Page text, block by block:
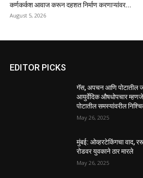
कर्णकर्कश आवाज करून दहशत निर्माण करणाऱ्यांवर...
August 5, 2026
EDITOR PICKS
गॅस, अपचन आणि पोटातील
आयुर्वेदिक औषधोपचार
पोटातील समस्यांवरील
May 26, 2025
मुंबई: ओव्हरटेकिंगचा वाद,
रोडवर युवकाने ठार मारले
May 26, 2025